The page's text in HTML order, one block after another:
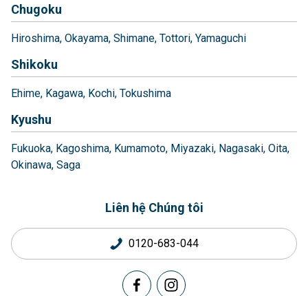
Chugoku
Hiroshima Okayama Shimane Tottori Yamaguchi
Shikoku
Ehime Kagawa Kochi Tokushima
Kyushu
Fukuoka Kagoshima Kumamoto Miyazaki Nagasaki Oita
Okinawa Saga
Liên hệ Chúng tôi
0120-683-044